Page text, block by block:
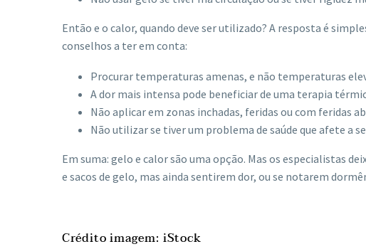
Então e o calor, quando deve ser utilizado? A resposta é
conselhos a ter em conta:
Procurar temperaturas amenas, e não temperaturas
A dor mais intensa pode beneficiar de uma terapia
Não aplicar em zonas inchadas, feridas ou com feridas
Não utilizar se tiver um problema de saúde que afete a
Em suma: gelo e calor são uma opção. Mas os especialistas
e sacos de gelo, mas ainda sentirem dor, ou se notarem
Crédito imagem: iStock